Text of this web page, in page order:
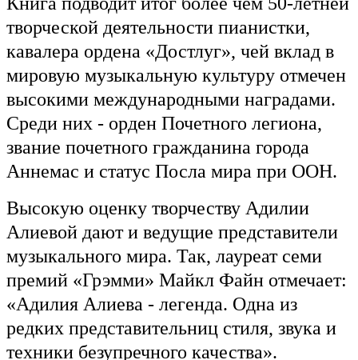
творческой деятельности пианистки,
кавалера ордена «Достлуг», чей вклад в
мировую музыкальную культуру отмечен
высокими международными наградами.
Среди них - орден Почетного легиона,
звание почетного гражданина города
Аннемас и статус Посла мира при ООН.
Высокую оценку творчеству Адилии
Алиевой дают и ведущие представители
музыкального мира. Так, лауреат семи
премий «Грэмми» Майкл Файн отмечает:
«Адилия Алиева - легенда. Одна из
редких представительниц стиля, звука и
техники безупречного качества».